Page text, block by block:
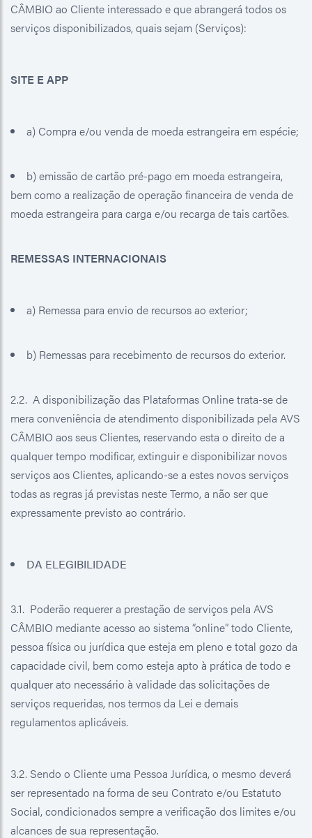
CÂMBIO ao Cliente interessado e que abrangerá todos os
serviços disponibilizados, quais sejam (Serviços):
SITE E APP
a) Compra e/ou venda de moeda estrangeira em espécie;
b) emissão de cartão pré-pago em moeda estrangeira,
bem como a realização de operação financeira de venda de
moeda estrangeira para carga e/ou recarga de tais cartões.
REMESSAS INTERNACIONAIS
a) Remessa para envio de recursos ao exterior;
b) Remessas para recebimento de recursos do exterior.
2.2. A disponibilização das Plataformas Online trata-se de
mera conveniência de atendimento disponibilizada pela AVS
CÂMBIO aos seus Clientes, reservando esta o direito de a
qualquer tempo modificar, extinguir e disponibilizar novos
serviços aos Clientes, aplicando-se a estes novos serviços
todas as regras já previstas neste Termo, a não ser que
expressamente previsto ao contrário.
DA ELEGIBILIDADE
3.1. Poderão requerer a prestação de serviços pela AVS
CÂMBIO mediante acesso ao sistema “online” todo Cliente,
pessoa física ou jurídica que esteja em pleno e total gozo da
capacidade civil, bem como esteja apto à prática de todo e
qualquer ato necessário à validade das solicitações de
serviços requeridas, nos termos da Lei e demais
regulamentos aplicáveis.
3.2. Sendo o Cliente uma Pessoa Jurídica, o mesmo deverá
ser representado na forma de seu Contrato e/ou Estatuto
Social, condicionados sempre a verificação dos limites e/ou
alcances de sua representação.